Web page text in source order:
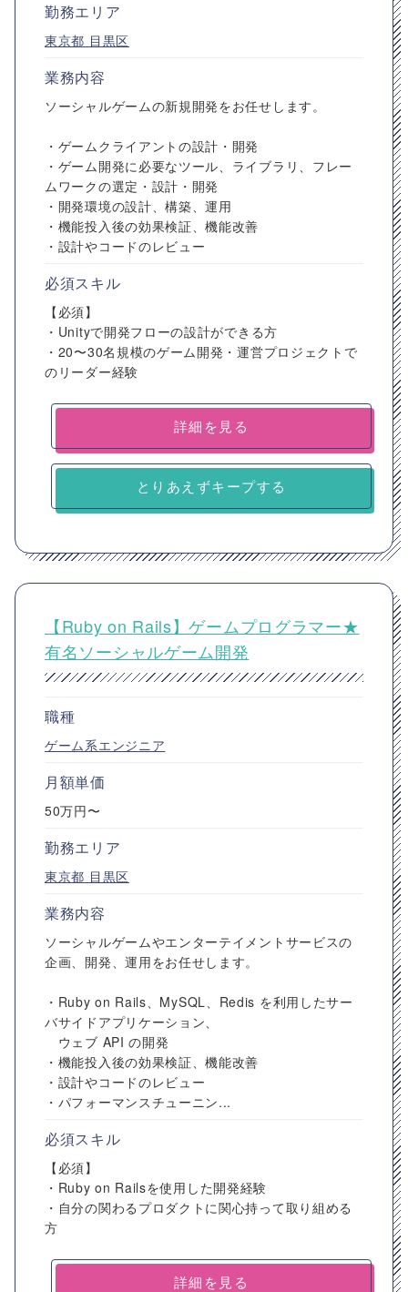
勤務エリア
東京都 目黒区
業務内容
ソーシャルゲームの新規開発をお任せします。
・ゲームクライアントの設計・開発
・ゲーム開発に必要なツール、ライブラリ、フレー
ムワークの選定・設計・開発
・開発環境の設計、構築、運用
・機能投入後の効果検証、機能改善
・設計やコードのレビュー
必須スキル
【必須】
・Unityで開発フローの設計ができる方
・20〜30名規模のゲーム開発・運営プロジェクトで
のリーダー経験
詳細を見る
とりあえずキープする
【Ruby on Rails】ゲームプログラマー★
有名ソーシャルゲーム開発
職種
ゲーム系エンジニア
月額単価
50万円〜
勤務エリア
東京都 目黒区
業務内容
ソーシャルゲームやエンターテイメントサービスの
企画、開発、運用をお任せします。
・Ruby on Rails、MySQL、Redis を利用したサー
バサイドアプリケーション、
ウェブ API の開発
・機能投入後の効果検証、機能改善
・設計やコードのレビュー
・パフォーマンスチューニン...
必須スキル
【必須】
・Ruby on Railsを使用した開発経験
・自分の関わるプロダクトに関心持って取り組める
方
詳細を見る